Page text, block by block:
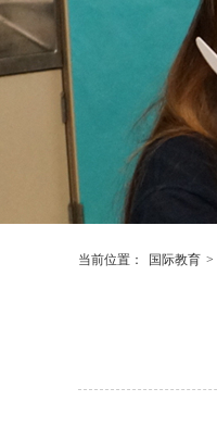
当前位置： 国际教育 >